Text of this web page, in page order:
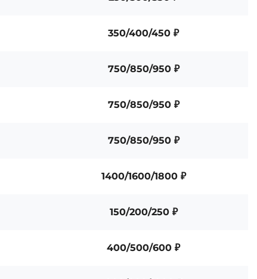
350/400/450 ₽
750/850/950 ₽
750/850/950 ₽
750/850/950 ₽
1400/1600/1800 ₽
150/200/250 ₽
400/500/600 ₽